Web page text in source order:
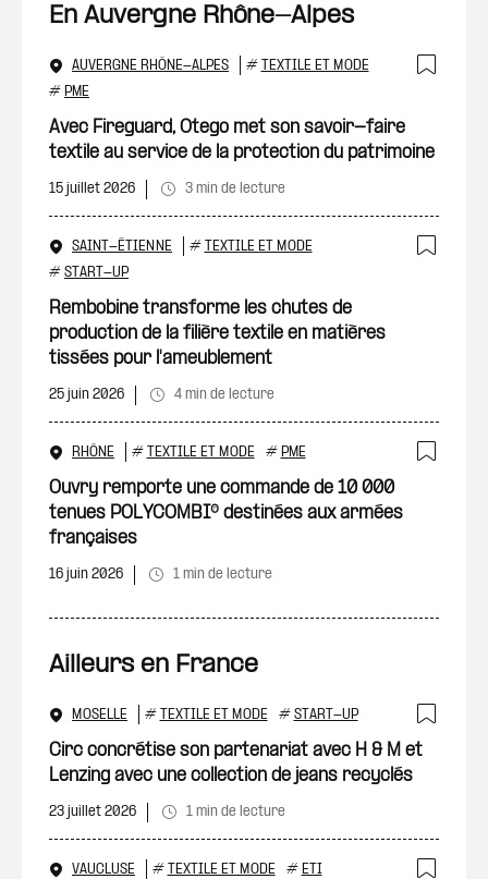
En Auvergne Rhône-Alpes
AUVERGNE RHÔNE-ALPES # TEXTILE ET MODE
# PME
Avec Fireguard, Otego met son savoir-faire
textile au service de la protection du patrimoine
15 juillet 2026 3 min de lecture
SAINT-ÉTIENNE # TEXTILE ET MODE
# START-UP
Rembobine transforme les chutes de
production de la filière textile en matières
tissées pour l'ameublement
25 juin 2026 4 min de lecture
RHÔNE # TEXTILE ET MODE # PME
Ouvry remporte une commande de 10 000
tenues POLYCOMBI® destinées aux armées
françaises
16 juin 2026 1 min de lecture
Ailleurs en France
MOSELLE # TEXTILE ET MODE # START-UP
Circ concrétise son partenariat avec H & M et
Lenzing avec une collection de jeans recyclés
23 juillet 2026 1 min de lecture
VAUCLUSE # TEXTILE ET MODE # ETI